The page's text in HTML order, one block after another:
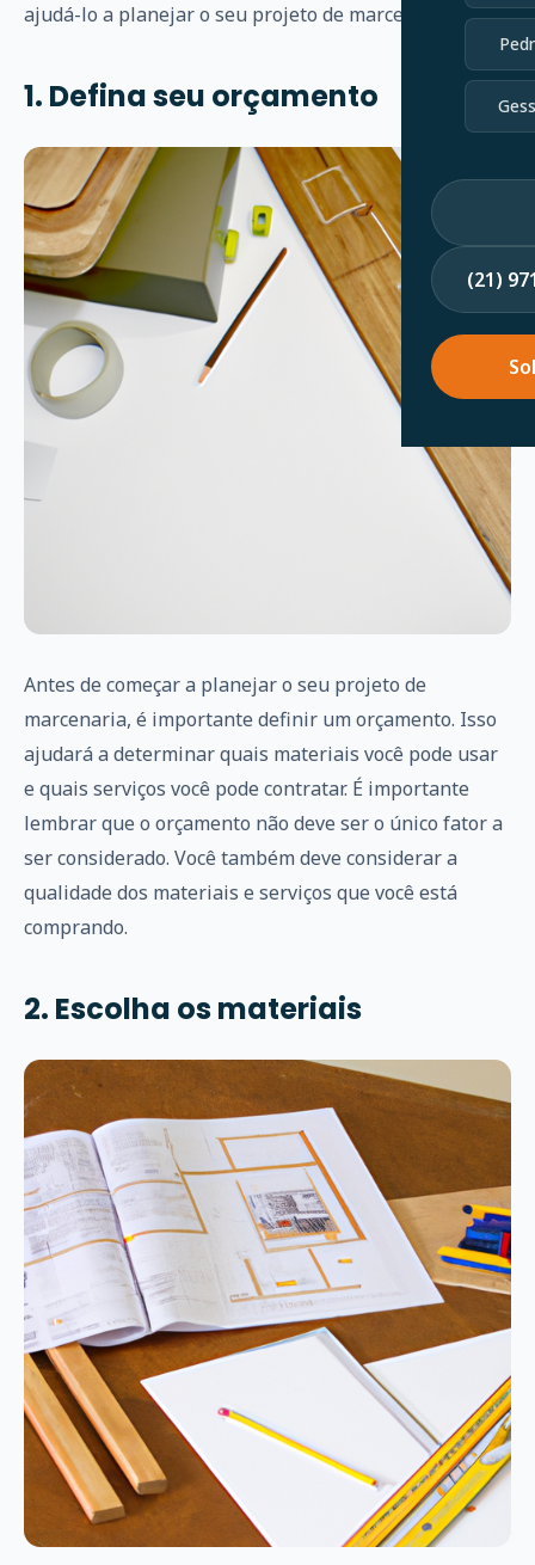
(21)
ajudá-lo a planejar o seu projeto de marcenaria.
1. Defina seu orçamento
Antes de começar a planejar o seu projeto de
marcenaria, é importante definir um orçamento. Isso
ajudará a determinar quais materiais você pode usar
e quais serviços você pode contratar. É importante
lembrar que o orçamento não deve ser o único fator a
ser considerado. Você também deve considerar a
qualidade dos materiais e serviços que você está
comprando.
2. Escolha os materiais